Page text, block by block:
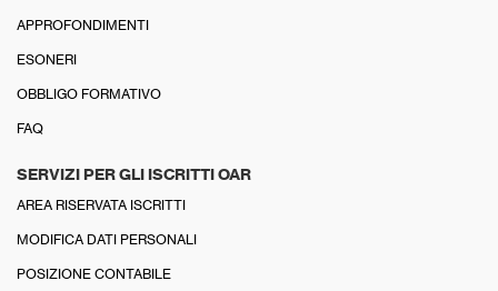
APPROFONDIMENTI
ESONERI
OBBLIGO FORMATIVO
FAQ
SERVIZI PER GLI ISCRITTI OAR
AREA RISERVATA ISCRITTI
MODIFICA DATI PERSONALI
POSIZIONE CONTABILE